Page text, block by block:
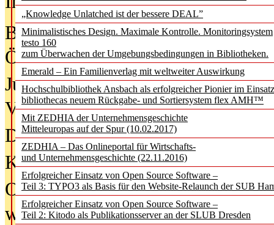
„Knowledge Unlatched ist der bessere DEAL”
Minimalistisches Design. Maximale Kontrolle. Monitoringsystem
testo 160
zum Überwachen der Umgebungsbedingungen in Bibliotheken.
Emerald – Ein Familienverlag mit weltweiter Auswirkung
Hochschulbibliothek Ansbach als erfolgreicher Pionier im
bibliothecas neuem Rückgabe- und Sortiersystem flex AMH™
Mit ZEDHIA der Unternehmensgeschichte
Mitteleuropas auf der Spur (10.02.2017)
ZEDHIA – Das Onlineportal für Wirtschafts-
und Unternehmensgeschichte (22.11.2016)
Erfolgreicher Einsatz von Open Source Software –
Teil 3: TYPO3 als Basis für den Website-Relaunch der SUB
Erfolgreicher Einsatz von Open Source Software –
Teil 2: Kitodo als Publikationsserver an der SLUB Dresden
Bürgerforum fordert mehr
Öffentlichkeit
Jugendliche wollen besseren
Verbote
Digitale Langzeit­archi­vierung
KI-Chatbots werden Teil der
Offene Infrastrukturen für
wissenschaftliche